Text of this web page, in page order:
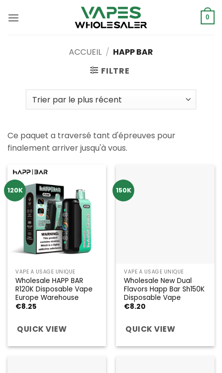
0
ACCUEIL / HAPP BAR
FILTRE
Ce paquet a traversé tant d'épreuves pour
finalement arriver jusqu'à vous.
120K
VAPE À USAGE UNIQUE
Wholesale HAPP BAR
R120K Disposable Vape
Europe Warehouse
€8.25
QUICK VIEW
150K
VAPE À USAGE UNIQUE
Wholesale New Dual
Flavors Happ Bar Sh150K
Disposable Vape
€8.20
QUICK VIEW